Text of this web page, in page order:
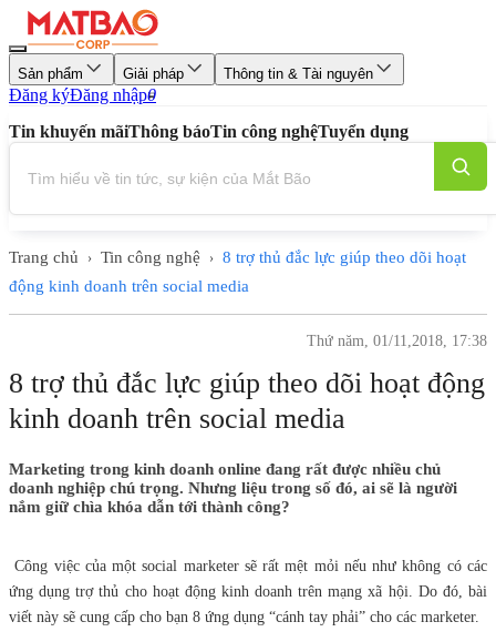
Sản phẩm Giải pháp Thông tin & Tài nguyên
Đăng kýĐăng nhập0
Tin khuyến mãiThông báoTin công nghệTuyển dụng
Trang chủ › Tin công nghệ › 8 trợ thủ đắc lực giúp theo dõi hoạt
động kinh doanh trên social media
Thứ năm, 01/11,2018, 17:38
8 trợ thủ đắc lực giúp theo dõi hoạt động
kinh doanh trên social media
Marketing trong kinh doanh online đang rất được nhiều chủ
doanh nghiệp chú trọng. Nhưng liệu trong số đó, ai sẽ là người
nắm giữ chìa khóa dẫn tới thành công?
Công việc của một social marketer sẽ rất mệt mỏi nếu như không có các
ứng dụng trợ thủ cho hoạt động kinh doanh trên mạng xã hội. Do đó, bài
viết này sẽ cung cấp cho bạn 8 ứng dụng “cánh tay phải” cho các marketer.